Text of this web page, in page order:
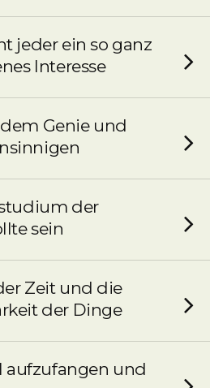
jeder ein so ganz
Interesse
Genie und
der
sein
Zeit und die
der Dinge
aufzufangen und